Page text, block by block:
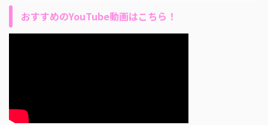
おすすめのYouTube動画はこちら！